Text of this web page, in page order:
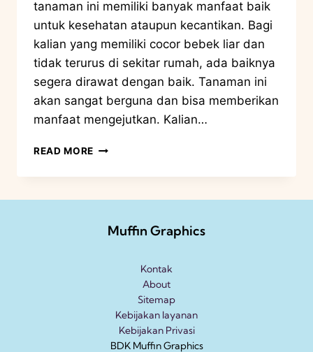
tanaman ini memiliki banyak manfaat baik
untuk kesehatan ataupun kecantikan. Bagi
kalian yang memiliki cocor bebek liar dan
tidak terurus di sekitar rumah, ada baiknya
segera dirawat dengan baik. Tanaman ini
akan sangat berguna dan bisa memberikan
manfaat mengejutkan. Kalian…
READ MORE
Muffin Graphics
Kontak
About
Sitemap
Kebijakan layanan
Kebijakan Privasi
BDK Muffin Graphics